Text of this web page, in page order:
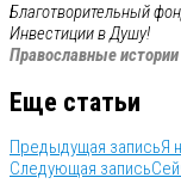
Благотворительный
Инвестиции в Душу!
Православные
Еще статьи
Предыдущая записьЯ
Следующая запись